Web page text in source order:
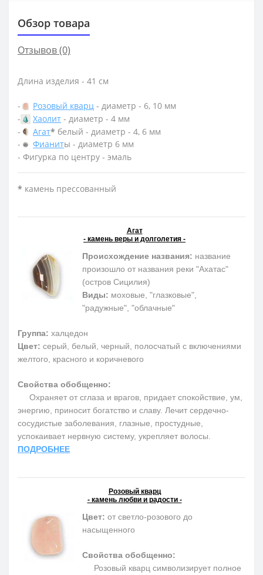
Обзор товара
Отзывов (0)
Длина изделия - 41 см
- Розовый кварц - диаметр - 6, 10 мм
-
Хаолит - диаметр - 4 мм
-
Агат* белый - диаметр - 4, 6 мм
-
Фианиты - диаметр 6 мм
- Фигурка по центру - эмаль
* камень прессованный
Агат
- камень веры и долголетия -
Происхождение названия: название
произошло от названия реки "Ахатас"
(остров Сицилия)
Виды: моховые, "глазковые",
"радужные", "облачные"
Группа: халцедон
Цвет: серый, белый, черный, полосчатый с включениями
желтого, красного и коричневого
Свойства обобщенно:
Охраняет от сглаза и врагов, придает спокойствие, ум,
энергию, приносит богатство и славу. Лечит сердечно-
сосудистые заболевания, глазные, простудные,
успокаивает нервную систему, укрепляет волосы.
ПОДРОБНЕЕ
Розовый кварц
- камень любви и радости -
Цвет: от светло-розового до
насыщенного
Свойства обобщенно:
Розовый кварц символизирует полное